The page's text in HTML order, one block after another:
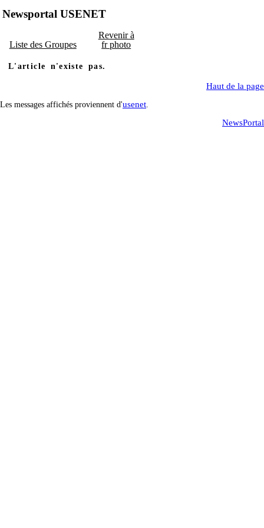
Newsportal USENET
Liste des Groupes
Revenir à
fr photo
L'article n'existe pas.
Haut de la page
Les messages affichés proviennent d'usenet
NewsPortal